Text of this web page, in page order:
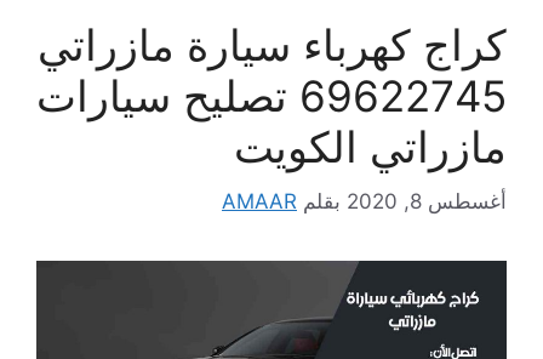
كراج كهرباء سيارة مازراتي
69622745 تصليح سيارات
مازراتي الكويت
أغسطس 8, 2020 بقلم AMAAR